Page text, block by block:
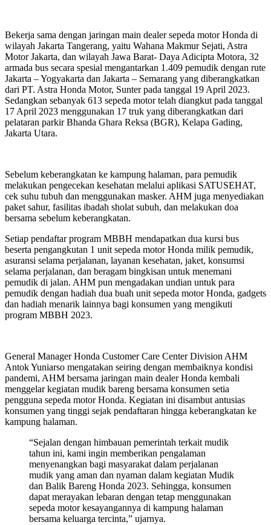
Bekerja sama dengan jaringan main dealer sepeda motor Honda di
wilayah Jakarta Tangerang, yaitu Wahana Makmur Sejati, Astra
Motor Jakarta, dan wilayah Jawa Barat- Daya Adicipta Motora, 32
armada bus secara spesial mengantarkan 1.409 pemudik dengan rute
Jakarta – Yogyakarta dan Jakarta – Semarang yang diberangkatkan
dari PT. Astra Honda Motor, Sunter pada tanggal 19 April 2023.
Sedangkan sebanyak 613 sepeda motor telah diangkut pada tanggal
17 April 2023 menggunakan 17 truk yang diberangkatkan dari
pelataran parkir Bhanda Ghara Reksa (BGR), Kelapa Gading,
Jakarta Utara.
Sebelum keberangkatan ke kampung halaman, para pemudik
melakukan pengecekan kesehatan melalui aplikasi SATUSEHAT,
cek suhu tubuh dan menggunakan masker. AHM juga menyediakan
paket sahur, fasilitas ibadah sholat subuh, dan melakukan doa
bersama sebelum keberangkatan.
Setiap pendaftar program MBBH mendapatkan dua kursi bus
beserta pengangkutan 1 unit sepeda motor Honda milik pemudik,
asuransi selama perjalanan, layanan kesehatan, jaket, konsumsi
selama perjalanan, dan beragam bingkisan untuk menemani
pemudik di jalan. AHM pun mengadakan undian untuk para
pemudik dengan hadiah dua buah unit sepeda motor Honda, gadgets
dan hadiah menarik lainnya bagi konsumen yang mengikuti
program MBBH 2023.
General Manager Honda Customer Care Center Division AHM
Antok Yuniarso mengatakan seiring dengan membaiknya kondisi
pandemi, AHM bersama jaringan main dealer Honda kembali
menggelar kegiatan mudik bareng bersama konsumen setia
pengguna sepeda motor Honda. Kegiatan ini disambut antusias
konsumen yang tinggi sejak pendaftaran hingga keberangkatan ke
kampung halaman.
“Sejalan dengan himbauan pemerintah terkait mudik
tahun ini, kami ingin memberikan pengalaman
menyenangkan bagi masyarakat dalam perjalanan
mudik yang aman dan nyaman dalam kegiatan Mudik
dan Balik Bareng Honda 2023. Sehingga, konsumen
dapat merayakan lebaran dengan tetap menggunakan
sepeda motor kesayangannya di kampung halaman
bersama keluarga tercinta,” ujarnya.